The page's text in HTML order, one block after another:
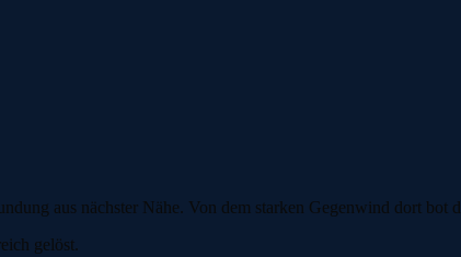
aus nächster Nähe. Von dem starken Gegenwind dort
gelöst.